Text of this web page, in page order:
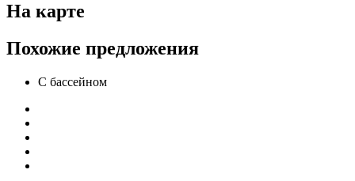
На карте
Похожие предложения
С бассейном